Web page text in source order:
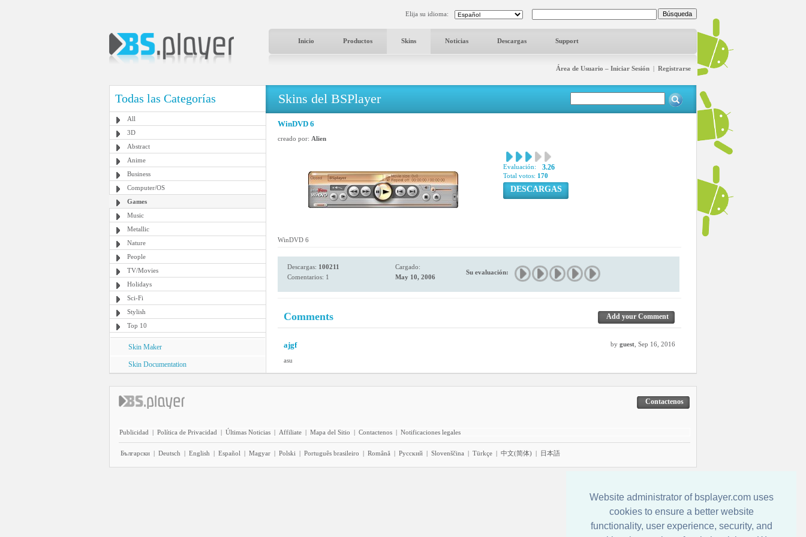
Website administrator of bsplayer.com uses
cookies to ensure a better website
functionality, user experience, security, and
Elija su idioma:
Inicio Productos Skins Noticias Descargas Support
Área de Usuario – Iniciar Sesión | Registrarse
Todas las Categorías
All
3D
Abstract
Anime
Business
Computer/OS
Games
Music
Metallic
Nature
People
TV/Movies
Holidays
Sci-Fi
Stylish
Top 10
Skin Maker
Skin Documentation
Skins del BSPlayer
WinDVD 6
creado por: Alien
Evaluación: 3.26
Total votos: 170
DESCARGAS
WinDVD 6
Descargas: 100211
Comentarios: 1
Cargado:
May 10, 2006
Su evaluación:
Comments Add your Comment
ajgf by guest , Sep 16, 2016
asu
Contactenos
Publicidad | Política de Privacidad | Últimas Noticias | Affiliate | Mapa del Sitio | Contactenos | Notificaciones legales
Български | Deutsch | English | Español | Magyar | Polski | Português brasileiro | Română | Pyccĸий | Slovenščina | Türkçe | 中文(简体) | 日本語